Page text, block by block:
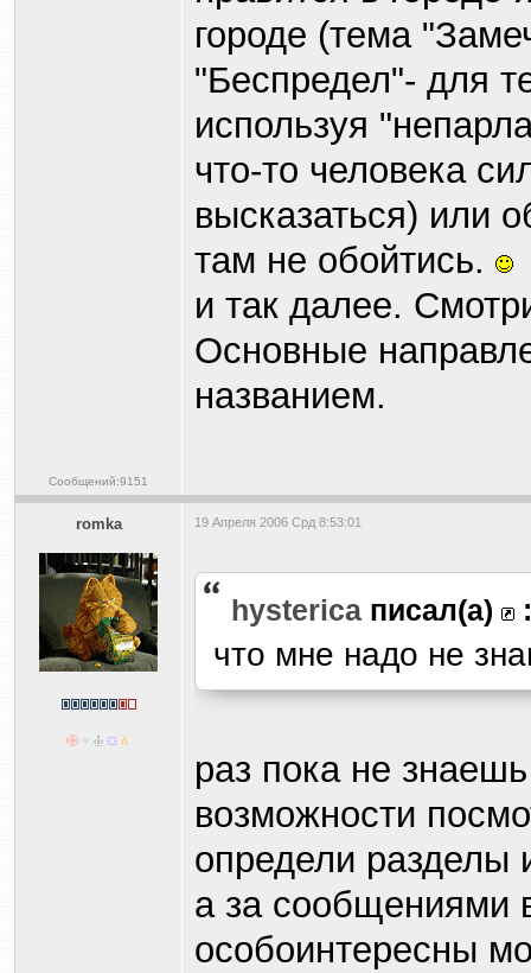
Сообщений:9151
городе (тема
"Беспредел"- для
используя
что-то человека
высказаться) или
там не обойтись.
и так далее.
Основные
названием.
romka 19 Апреля 2006 Срд 8:53:01
hysterica писал(а) :
что мне надо не
раз пока не
возможности
определи разделы
а за сообщениями
особоинтересны